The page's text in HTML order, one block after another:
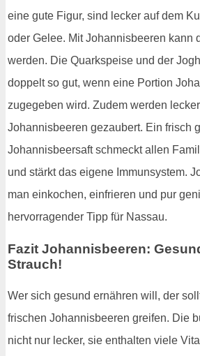
eine gute Figur, sind lecker auf dem
oder Gelee. Mit Johannisbeeren kann
werden. Die Quarkspeise und der
doppelt so gut, wenn eine Portion
zugegeben wird. Zudem werden
Johannisbeeren gezaubert. Ein frisch
Johannisbeersaft schmeckt allen
und stärkt das eigene Immunsystem.
man einkochen, einfrieren und pur
hervorragender Tipp für Nassau.
Fazit Johannisbeeren:
Strauch!
Wer sich gesund ernähren will, der
frischen Johannisbeeren greifen. Die
nicht nur lecker, sie enthalten viele